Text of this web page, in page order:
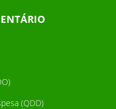
(QDD)